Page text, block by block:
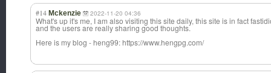
#14 Mckenzie 2022-11-20 04:36
What's up it's me, I am also visiting this site daily, this site is in fact
and the users are really sharing good thoughts.
Here is my blog - heng99: https://www.hengpg.com/